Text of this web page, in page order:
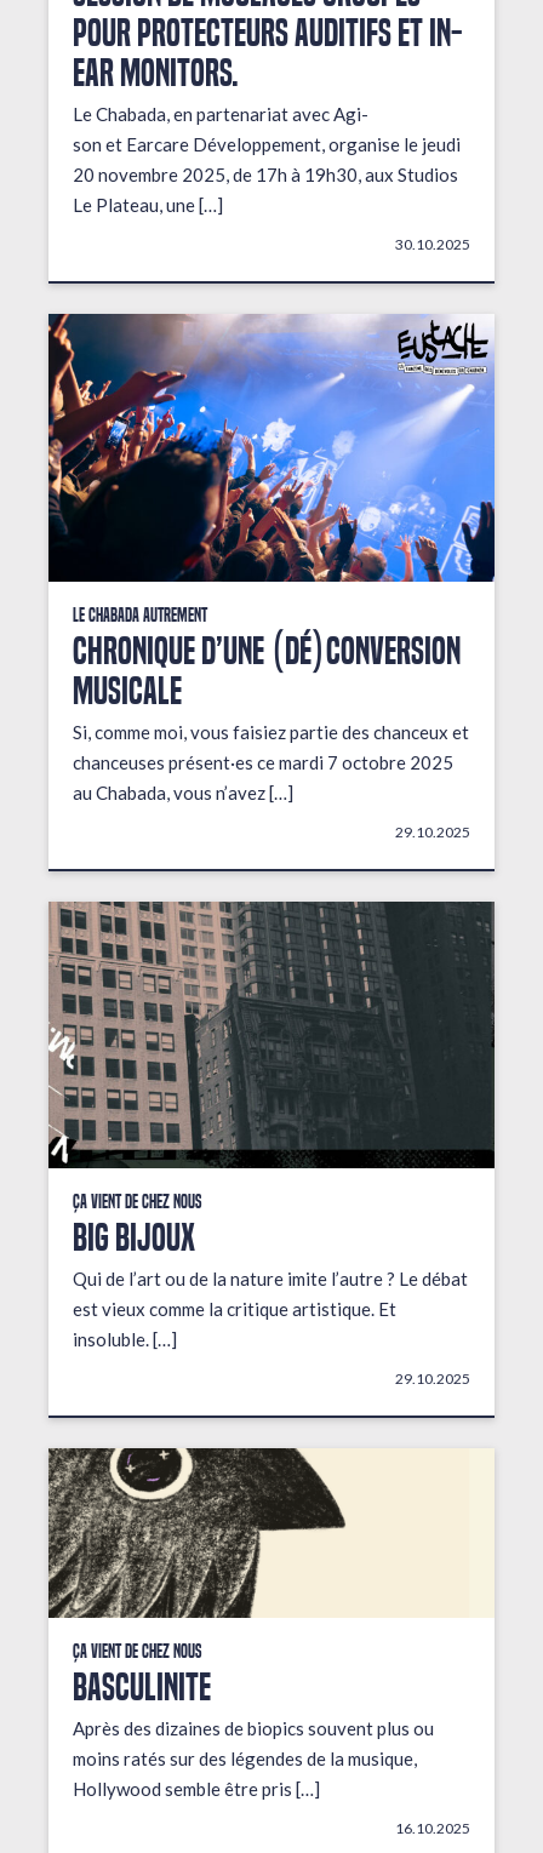
pour protecteurs auditifs et in-
ear monitors.
Le Chabada, en partenariat avec Agi-
son et Earcare Développement, organise le jeudi
20 novembre 2025, de 17h à 19h30, aux Studios
Le Plateau, une […]
30.10.2025
Le Chabada autrement
Chronique d’une (dé)conversion
musicale
Si, comme moi, vous faisiez partie des chanceux et
chanceuses présent·es ce mardi 7 octobre 2025
au Chabada, vous n’avez […]
29.10.2025
Ça vient de chez nous
BIG BIJOUX
Qui de l’art ou de la nature imite l’autre ? Le débat
est vieux comme la critique artistique. Et
insoluble. […]
29.10.2025
Ça vient de chez nous
BASCULINITE
Après des dizaines de biopics souvent plus ou
moins ratés sur des légendes de la musique,
Hollywood semble être pris […]
16.10.2025